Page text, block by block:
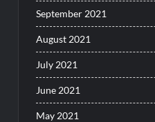
September 2021
August 2021
July 2021
June 2021
May 2021